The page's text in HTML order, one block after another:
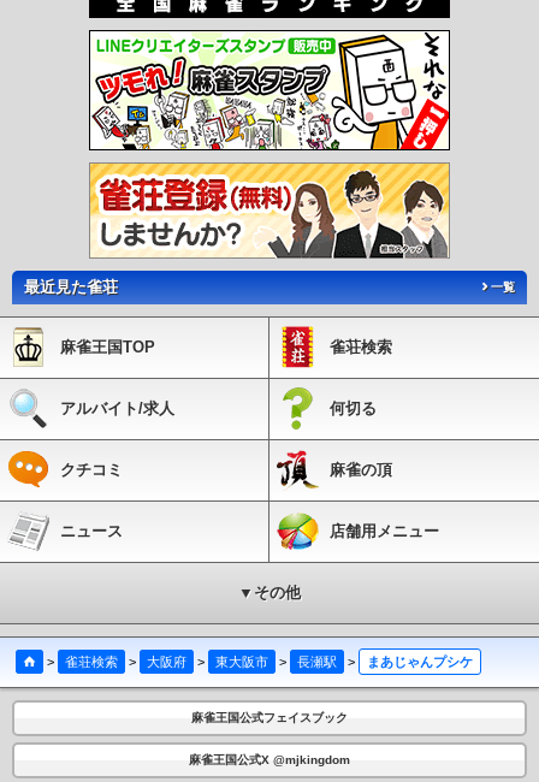
最近見た雀荘 一覧
麻雀王国TOP 雀荘検索
アルバイト/求人 何切る
クチコミ 麻雀の頂
ニュース 店舗用メニュー
▼その他
> 雀荘検索 > 大阪府 > 東大阪市 > 長瀬駅 > まあじゃんプシケ
麻雀王国公式フェイスブック
麻雀王国公式X @mjkingdom